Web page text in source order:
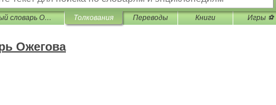
Толковый словарь Ожегова Толкования Переводы Книги Игры ⚽
Ожегова